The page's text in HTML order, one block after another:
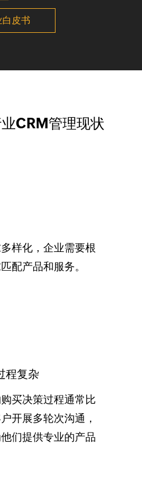
皮书
CRM管理现状
样化，企业需要根
配产品和服务。
程复杂
买决策过程通常比
开展多轮次沟通，
们提供专业的产品